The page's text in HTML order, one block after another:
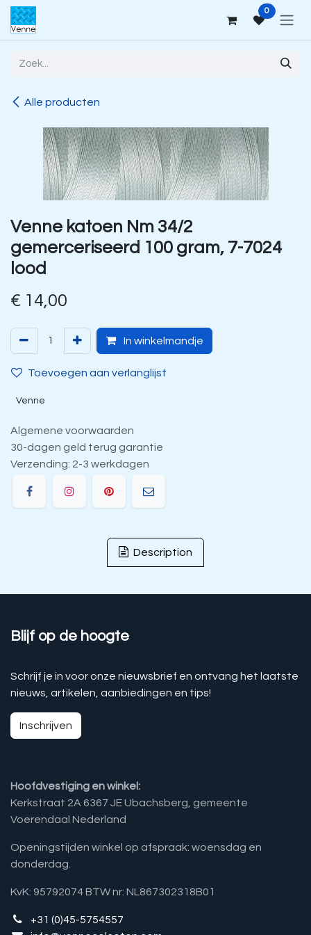
Overslaan naar inhoud 0
Alle producten
Venne katoen Nm 34/2
gemerceriseerd 100 gram, 7-7024
lood
€ 14,00
In winkelmandje
Toevoegen aan verlanglijst
Venne
Algemene voorwaarden
30-dagen geld terug garantie
Verzending: 2-3 werkdagen
Description
Blijf op de hoogte
Schrijf je in voor onze nieuwsbrief en ontvang het laatste
nieuws, artikelen, aanbiedingen en tips!
Inschrijven
Hoofdvestiging en winkel:
Kerkstraat 2A 6367 JE Ubachsberg, gemeente
Voerendaal Nederland
Openingstijden winkel op afspraak: woensdag en
donderdag.
KvK: 95792074 BTW nr: NL867302318B01
+31 (0)45-5754557